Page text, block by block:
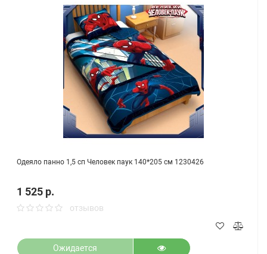
Одеяло панно 1,5 сп Человек паук 140*205 см 1230426
1 525 р.
отзывов
Ожидается